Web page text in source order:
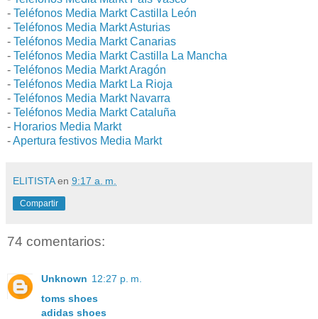
- Teléfonos Media Markt Castilla León
- Teléfonos Media Markt Asturias
- Teléfonos Media Markt Canarias
- Teléfonos Media Markt Castilla La Mancha
- Teléfonos Media Markt Aragón
- Teléfonos Media Markt La Rioja
- Teléfonos Media Markt Navarra
- Teléfonos Media Markt Cataluña
- Horarios Media Markt
-Apertura festivos Media Markt
ELITISTA en 9:17 a. m.
Compartir
74 comentarios:
Unknown 12:27 p. m.
toms shoes
adidas shoes